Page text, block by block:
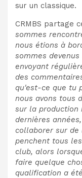
sur un classique.
CRMBS partage
sommes
nous étions à
sommes
envoyant
des
qu'est-ce que tu
nous avons tous
sur la production
dernières
collaborer sur de
penchent tous
club, alors
faire quelque
qualification a